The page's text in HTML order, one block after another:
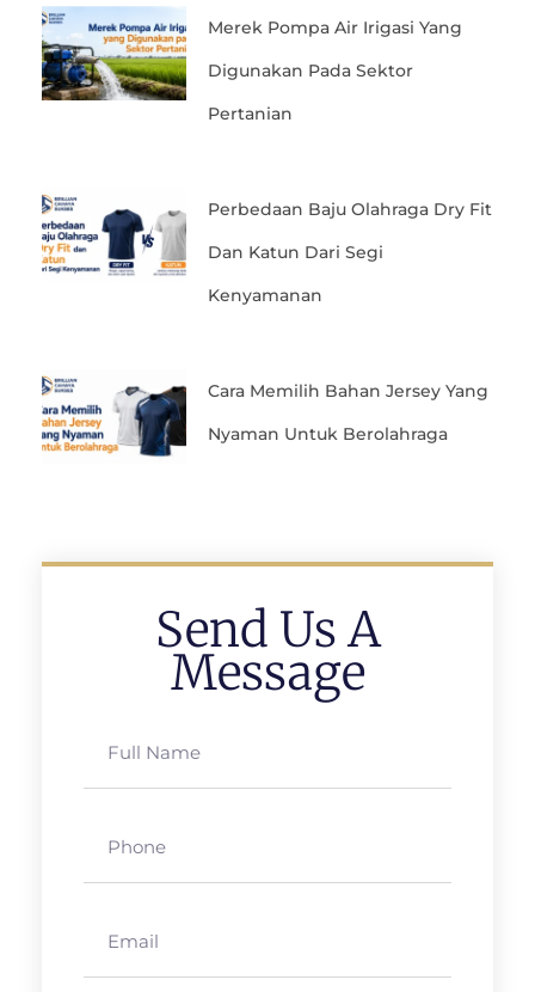
Merek Pompa Air Irigasi Yang
Digunakan Pada Sektor
Pertanian
Perbedaan Baju Olahraga Dry Fit
Dan Katun Dari Segi
Kenyamanan
Cara Memilih Bahan Jersey Yang
Nyaman Untuk Berolahraga
Send Us A
Message